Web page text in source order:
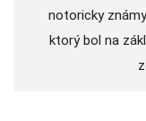
notoricky
ktorý bol na